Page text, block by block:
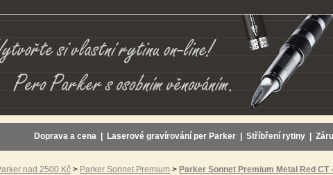
Doprava a cena Laserové gravírování per Parker Stříbření rytiny
nad 2500 Kč > Parker Sonnet Premium > Parker Sonnet Premium Metal Red CT